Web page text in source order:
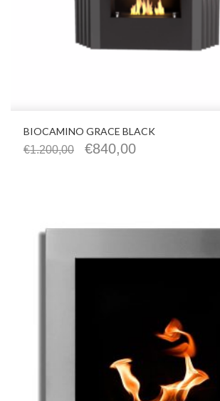
BIOCAMINO GRACE BLACK
€1.200,00 €840,00